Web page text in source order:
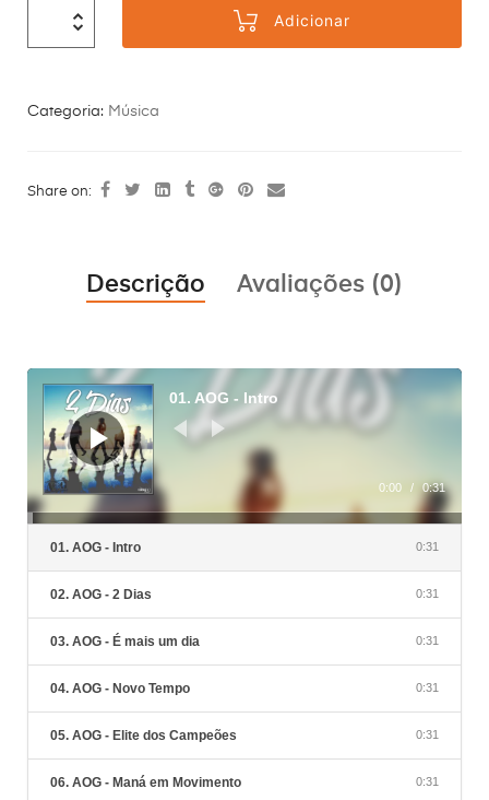
Adicionar
Categoria: Música
Share on:
Descrição Avaliações (0)
Reprodutor
áudio
01. AOG - Intro
0:00 / 0:31
01. AOG - Intro 0:31
02. AOG - 2 Dias 0:31
03. AOG - É mais um dia 0:31
04. AOG - Novo Tempo 0:31
05. AOG - Elite dos Campeões 0:31
06. AOG - Maná em Movimento 0:31